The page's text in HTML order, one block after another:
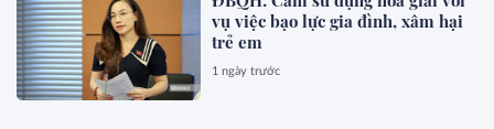
vụ việc bạo lực gia đình, xâm hại
trẻ em
1 ngày trước